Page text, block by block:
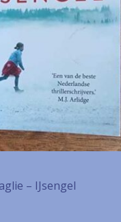
– IJsengel